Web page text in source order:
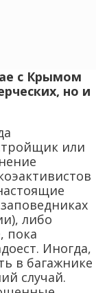
или
либо
пока
Иногда,
в багажнике
случай.
они
на это.
с
уровень.